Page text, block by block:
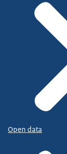
Open data